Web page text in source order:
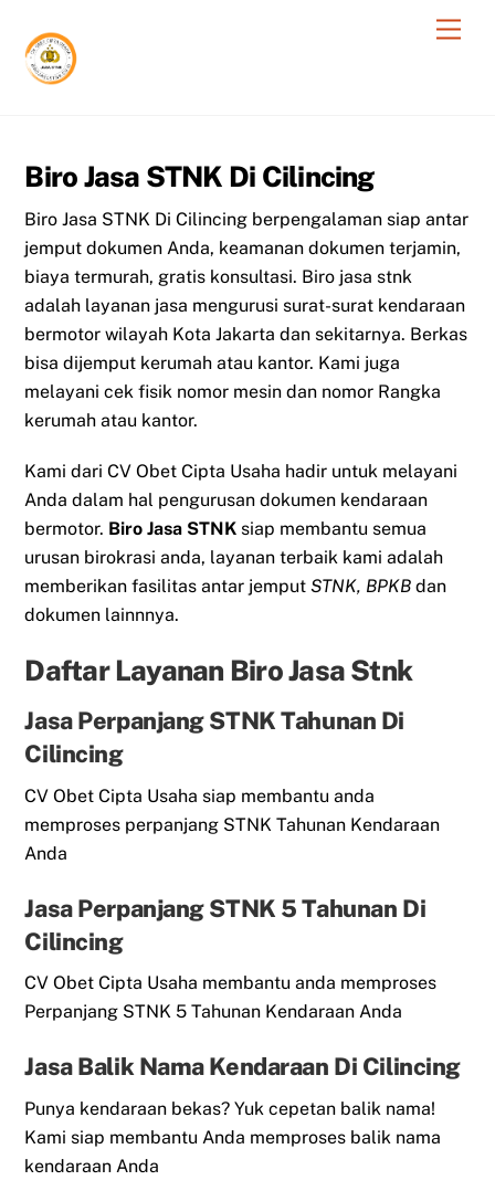
content
Biro Jasa STNK Di Cilincing
Biro Jasa STNK Di Cilincing berpengalaman siap antar
jemput dokumen Anda, keamanan dokumen terjamin,
biaya termurah, gratis konsultasi. Biro jasa stnk
adalah layanan jasa mengurusi surat-surat kendaraan
bermotor wilayah Kota Jakarta dan sekitarnya. Berkas
bisa dijemput kerumah atau kantor. Kami juga
melayani cek fisik nomor mesin dan nomor Rangka
kerumah atau kantor.
Kami dari CV Obet Cipta Usaha hadir untuk melayani
Anda dalam hal pengurusan dokumen kendaraan
bermotor. Biro Jasa STNK siap membantu semua
urusan birokrasi anda, layanan terbaik kami adalah
memberikan fasilitas antar jemputSTNK, BPKB dan
dokumen lainnnya.
Daftar Layanan Biro Jasa Stnk
Jasa Perpanjang STNK Tahunan Di
Cilincing
CV Obet Cipta Usaha siap membantu anda
memproses perpanjang STNK Tahunan Kendaraan
Anda
Jasa Perpanjang STNK 5 Tahunan Di
Cilincing
CV Obet Cipta Usaha membantu anda memproses
Perpanjang STNK 5 Tahunan Kendaraan Anda
Jasa Balik Nama Kendaraan Di Cilincing
Punya kendaraan bekas? Yuk cepetan balik nama!
Kami siap membantu Anda memproses balik nama
kendaraan Anda